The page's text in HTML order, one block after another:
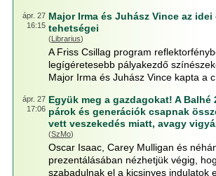
ápr. 27
16:15
Major Irma és Juhász Vince az
tehetségei
(Librarius)
A Friss Csillag program
legígéretesebb pályakezdő
Major Irma és Juhász Vince kapta a
ápr. 27
17:06
Együk meg a gazdagokat! A Balhé
párok és generációk csapnak
vett veszekedés miatt, avagy
(SzMo)
Oscar Isaac, Carey Mulligan és
prezentálásában nézhetjük végig,
szabadulnak el a kicsinyes indulatok